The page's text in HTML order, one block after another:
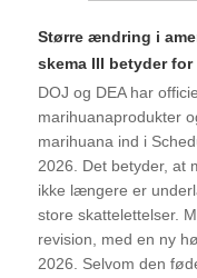
Større ændring i
skema III betyder
DOJ og DEA har
marihuanaprodukter
marihuana ind i
2026. Det betyder, at
ikke længere er
store skattelettelser.
revision, med en ny
2026. Selvom den